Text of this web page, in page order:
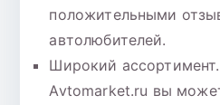
положительными
автолюбителей.
Широкий
Avtomarket.ru вы